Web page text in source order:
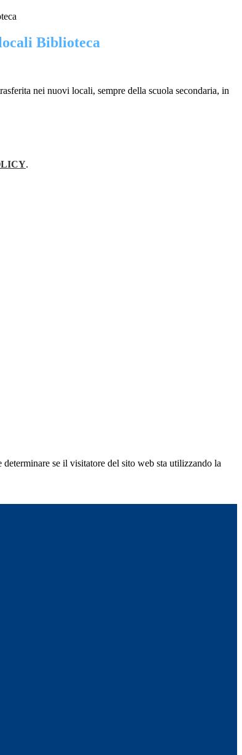
Biblioteca
nei nuovi locali, sempre della scuola secondaria, in
.
se il visitatore del sito web sta utilizzando la